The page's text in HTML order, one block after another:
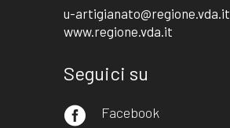
u-artigianato@regione.vda.it
www.regione.vda.it
Seguici su
 Facebook